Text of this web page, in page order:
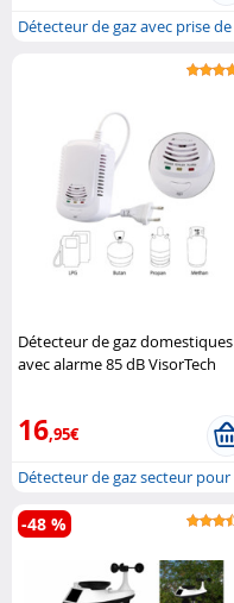
Détecteur de gaz avec prise de
Détecteur de gaz domestiques
avec alarme 85 dB VisorTech
16,95€
Détecteur de gaz secteur pour
gaz n..
-48 %